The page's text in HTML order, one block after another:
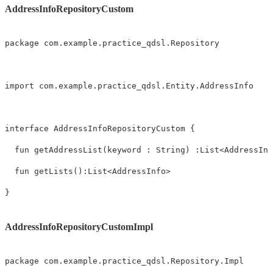
AddressInfoRepositoryCustom
package com . example . practice_qdsl . Repository
import com . example . practice_qdsl . Entity . AddressInfo
interface AddressInfoRepositoryCustom {
fun getAddressList ( keyword : String ) : List<
fun getLists ( ) : List<AddressInfo>
}
AddressInfoRepositoryCustomImpl
package com . example . practice_qdsl . Repository . Impl